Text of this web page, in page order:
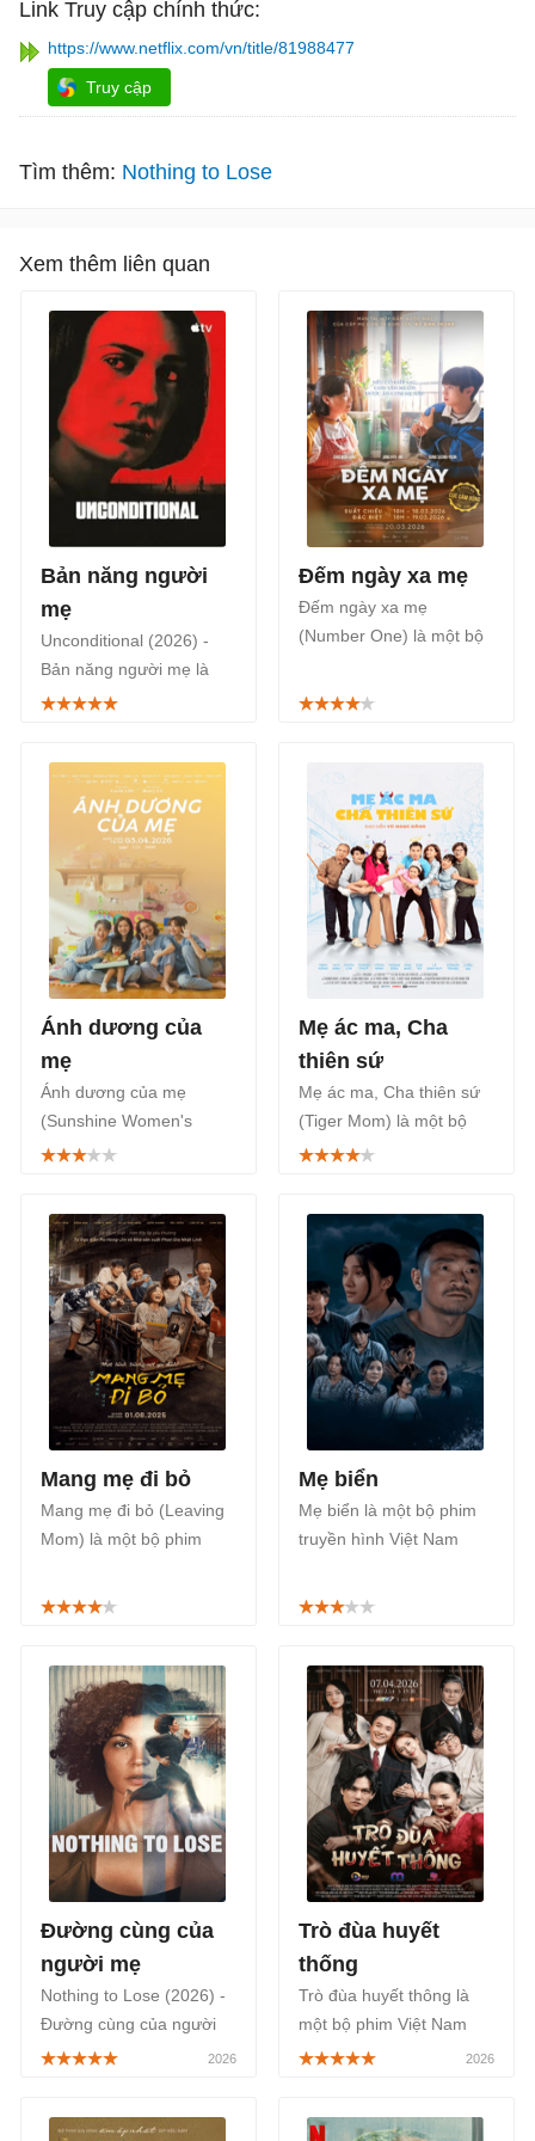
Link Truy cập chính thức:
https://www.netflix.com/vn/title/81988477
Truy cập
Tìm thêm: Nothing to Lose
Xem thêm liên quan
Bản năng người
mẹ
Unconditional (2026) -
Bản năng người mẹ là
series phim truyền hình
Apple TV+ từ 8/5/2026.
Đếm ngày xa mẹ
Đếm ngày xa mẹ
(Number One) là một bộ
thuộc thể loại tâm lý tình
ngắn nổi tiếng của Nhật
Bản, được công chiếu
chính thức bắt đầu từ
ngày 20/03/2026.
Ánh dương của
mẹ
Ánh dương của mẹ
(Sunshine Women's
Choir) là một bộ phim Đài
đình, lấy cảm hứng từ
những câu chuyện có
thật và chịu ảnh hưởng từ
tác phẩm Harmony
(2010) của Hàn Quốc,
được công chiếu chính
thức từ ngày 03/04/2026.
Mẹ ác ma, Cha
thiên sứ
Mẹ ác ma, Cha thiên sứ
(Tiger Mom) là một bộ
phim truyền hình Việt
chính thức trên khung giờ
vàng phim Việt, lúc 21h40
thứ 2,3,4 hàng tuần trên
kênh VTV3, từ ngày
25/11/2024.
Mang mẹ đi bỏ
Mang mẹ đi bỏ (Leaving
Mom) là một bộ phim
Việt Nam và Hàn Quốc
hứng từ chính con người,
lối sống, nét văn hóa Việt
Nam, được phát sóng
trên VieON.
Mẹ biển
Mẹ biển là một bộ phim
truyền hình Việt Nam
cảm gia đình, được phát
thứ 2 đến thứ 6 trên kênh
VTV1 bắt đầu từ ngày
17/03/2025.
Đường cùng của
người mẹ
Nothing to Lose (2026) -
Đường cùng của người
mẹ là bộ phim tâm lý tội
Trò đùa huyết
thống
Trò đùa huyết thông là
một bộ phim Việt Nam
thuộc thể loại tâm lý, tình